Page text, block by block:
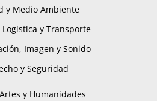
y Medio Ambiente
Logística y Transporte
Imagen y Sonido
y Seguridad
y Humanidades